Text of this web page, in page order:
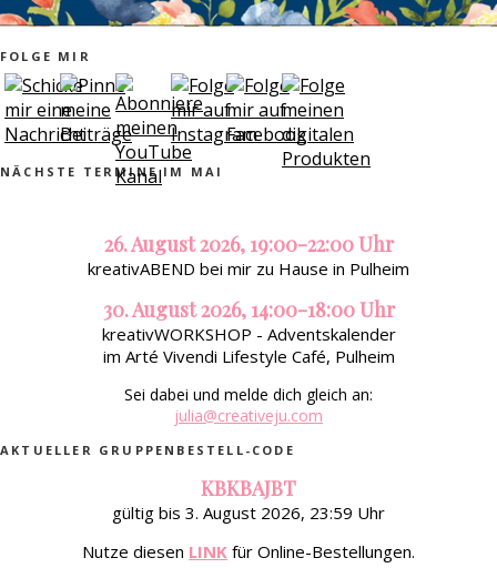
FOLGE MIR
NÄCHSTE TERMINE IM MAI
26. August 2026, 19:00-22:00 Uhr
kreativABEND bei mir zu Hause in Pulheim
30. August 2026, 14:00-18:00 Uhr
kreativWORKSHOP - Adventskalender
im Arté Vivendi Lifestyle Café, Pulheim
Sei dabei und melde dich gleich an:
julia@creativeju.com
AKTUELLER GRUPPENBESTELL-CODE
KBKBAJBT
gültig bis 3. August 2026, 23:59 Uhr
Nutze diesen LINK für Online-Bestellungen.